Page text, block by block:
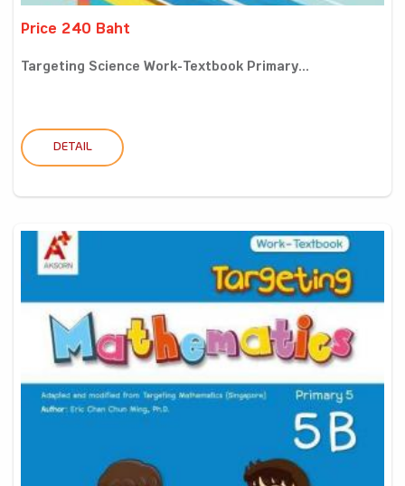
Price 240 Baht
Targeting Science Work-Textbook Primary...
DETAIL